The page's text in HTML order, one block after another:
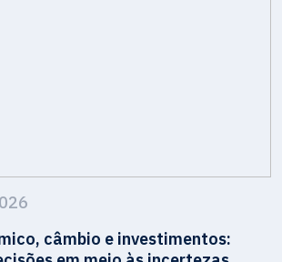
câmbio e investimentos: